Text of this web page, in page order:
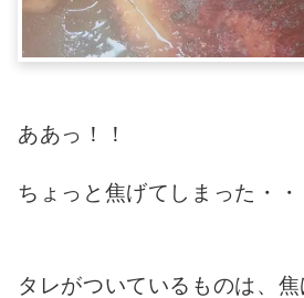
ああっ！！
ちょっと焦げてしまった・・
タレがついているものは、